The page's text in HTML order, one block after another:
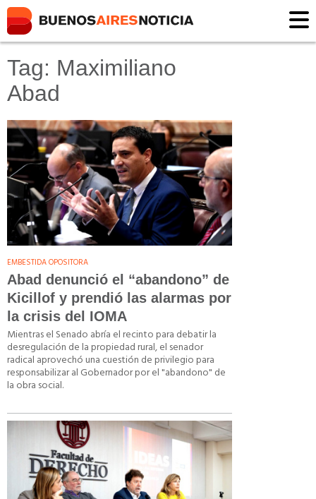
Tag: Maximiliano
Abad
EMBESTIDA OPOSITORA
Abad denunció el “abandono” de
Kicillof y prendió las alarmas por
la crisis del IOMA
Mientras el Senado abría el recinto para debatir la
desregulación de la propiedad rural, el senador
radical aprovechó una cuestión de privilegio para
responsabilizar al Gobernador por el "abandono" de
la obra social.